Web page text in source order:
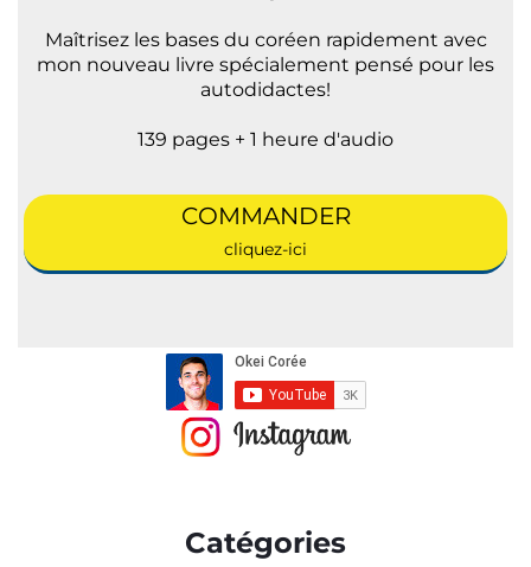
Maîtrisez les bases du coréen rapidement avec
mon nouveau livre spécialement pensé pour les
autodidactes!
139 pages + 1 heure d'audio
COMMANDER
cliquez-ici
Catégories